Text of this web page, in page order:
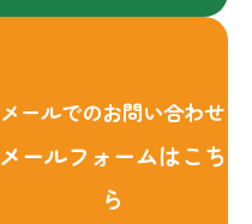
メールでのお問い合わせ
メールフォームはこち
ら